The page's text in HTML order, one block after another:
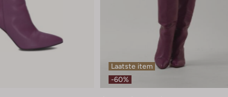
Laatste item
-60%